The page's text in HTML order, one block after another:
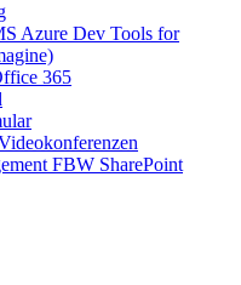
Azure Dev Tools for
365
FBW SharePoint